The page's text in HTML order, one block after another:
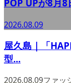
POP UPが8月
2026.08.09
屋久島｜「
型...
2026.08.09ファッ